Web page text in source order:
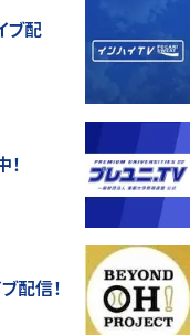
ブ配
配信！